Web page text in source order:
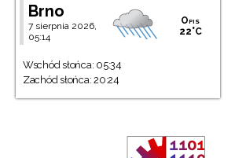
Brno
7 sierpnia 2026,
05:14
Opis
22°C
Wschód słońca: 05:34
Zachód słońca: 20:24